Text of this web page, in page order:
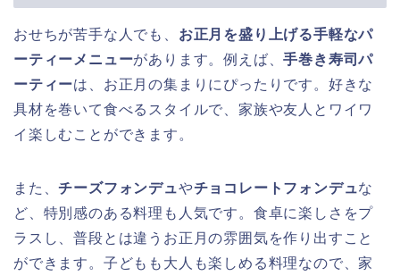
おせちが苦手な人でも、 お正月を盛り上げる手軽なパ
ーティーメニューがあります。例えば、手巻き寿司パ
ーティーは、お正月の集まりにぴったりです。好きな
具材を巻いて食べるスタイルで、家族や友人とワイワ
イ楽しむことができます。
また、チーズフォンデュやチョコレートフォンデュな
ど、特別感のある料理も人気です。食卓に楽しさをプ
ラスし、普段とは違うお正月の雰囲気を作り出すこと
ができます。子どもも大人も楽しめる料理なので、家